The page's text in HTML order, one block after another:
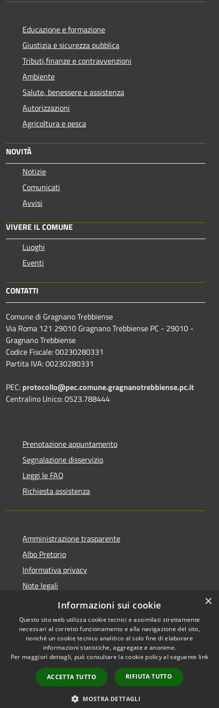
Educazione e formazione
Giustizia e sicurezza pubblica
Tributi,finanze e contravvenzioni
Ambiente
Salute, benessere e assistenza
Autorizzazioni
Agricoltura e pesca
NOVITÀ
Notizie
Comunicati
Avvisi
VIVERE IL COMUNE
Luoghi
Eventi
CONTATTI
Comune di Gragnano Trebbiense
Via Roma 121 29010 Gragnano Trebbiense PC - 29010 -
Gragnano Trebbiense
Codice Fiscale: 00230280331
Partita IVA: 00230280331
PEC: protocollo@pec.comune.gragnanotrebbiense.pc.it
Centralino Unico: 0523.788444
Prenotazione appuntamento
Segnalazione disservizio
Leggi le FAQ
Richiesta assistenza
Amministrazione trasparente
Albo Pretorio
Informativa privacy
Note legali
Dichiarazione di accessibilità
Accessibilità
Copyright © 2026 • Comune di
Gragnano Trebbiense (PC) •
Powered byMunicipium
Accesso redazione
×
Informazioni sui cookie
Questo sito web utilizza cookie tecnici e assimilati strettamente
necessari al corretto funzionamento e alla navigazione del sito,
nonché un cookie tecnico analitico al solo fine di elaborare
informazioni statistiche, aggregate e anonime.
Per maggiori dettagli, può consultare la cookie policy al seguente link
ACCETTA TUTTO RIFIUTA TUTTO
MOSTRA DETTAGLI